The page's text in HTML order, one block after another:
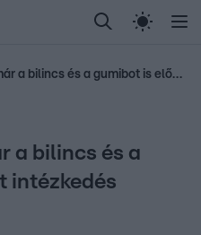
Randi Celeb vagyok,
Most Wanted Gallusz
Iskolaőrök: idén már a bilincs és a gumibot is előkerült intézkedés közben
a bilincs és a
intézkedés